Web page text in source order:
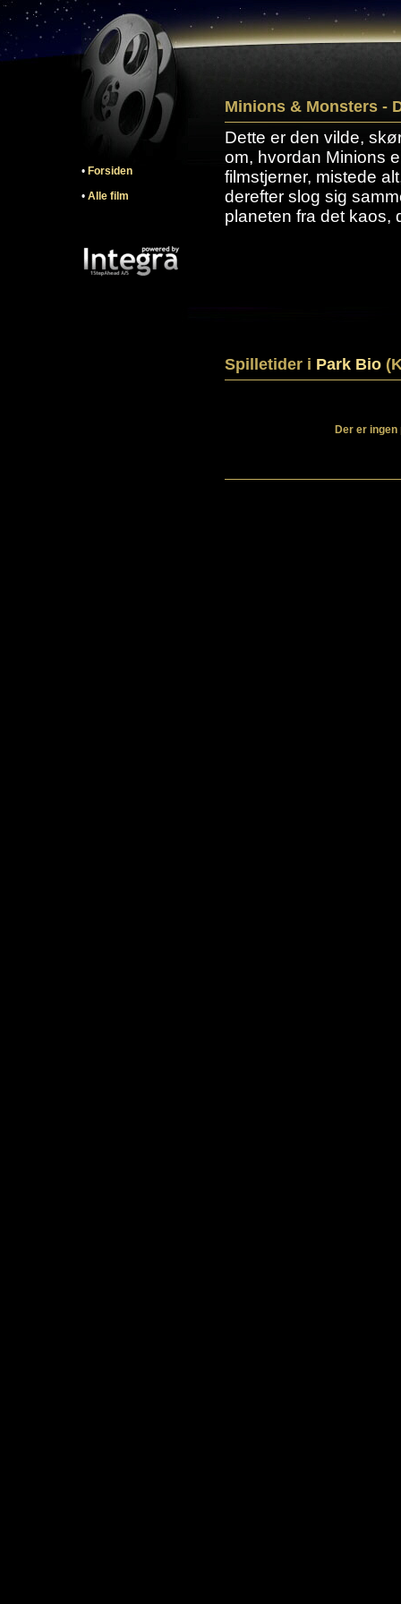
• Forsiden
• Alle film
Minions & Monsters -
Dette er den vilde,
om, hvordan Minions
filmstjerner, mistede
derefter slog sig
planeten fra det kaos,
Spilletider i Park Bio
Der er